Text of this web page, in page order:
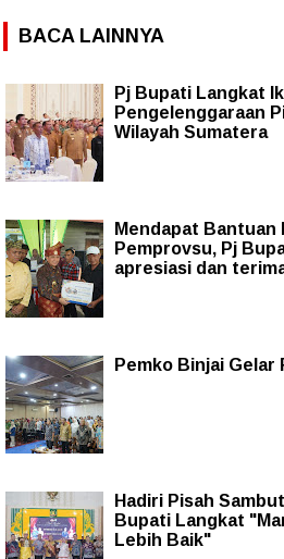
BACA LAINNYA
Pj Bupati Langkat
Pengelenggaraan
Wilayah Sumatera
Mendapat Bantuan
Pemprovsu, Pj
apresiasi dan
Pemko Binjai
Hadiri Pisah
Bupati Langkat
Lebih Baik"